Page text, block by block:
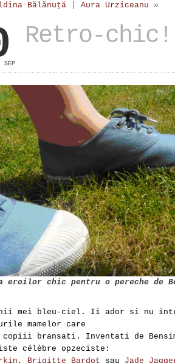
Bălănuţă Aura Urziceanu »
SEP
Retro-chic!
eroilor chic pentru o pereche de
mei bleu-ciel. Ii ador si nu
mamelor care
bransati. Inventati de
célèbre opzeciste:
, Brigitte Bardot sau Jade